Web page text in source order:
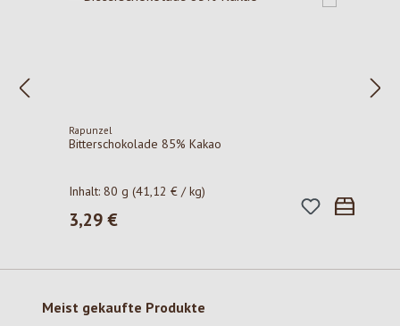
Rapunzel
Bitterschokolade 85% Kakao
Inhalt:80 g(41,12 € / kg)
Regulärer Preis:
3,29 €
Produktgalerie überspringen
Meist gekaufte Produkte